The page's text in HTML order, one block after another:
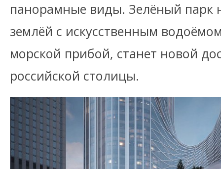
панорамные виды. Зелёный парк
землёй с искусственным
морской прибой, станет новой
российской столицы.